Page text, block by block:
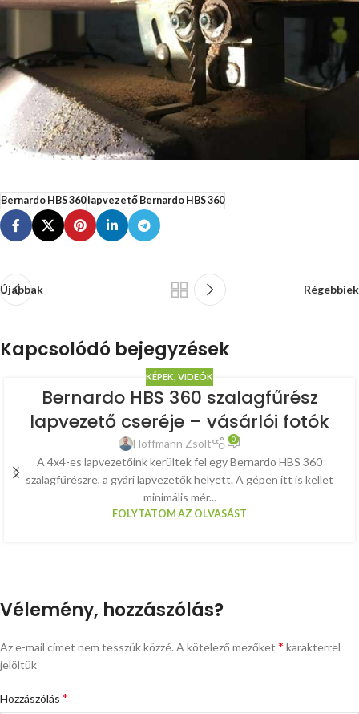
Bernardo HBS 360lapvezető Bernardo HBS 360
Újabbak Régebbiek
Kapcsolódó bejegyzések
KÉPEK, VIDEÓK
Bernardo HBS 360 szalagfűrész
lapvezető cseréje – vásárlói fotók
Hoffmann Zsolt 0
A 4x4-es lapvezetőink kerültek fel egy Bernardo HBS 360
szalagfűrészre, a gyári lapvezetők helyett. A gépen itt is kellet
minimális mér...
FOLYTATOM AZ OLVASÁST
Vélemény, hozzászólás?
Az e-mail címet nem tesszük közzé.A kötelező mezőket * karakterrel
jelöltük
Hozzászólás *